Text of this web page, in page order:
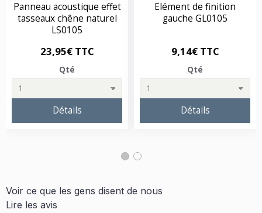
Panneau acoustique effet
tasseaux chêne naturel
LS0105
23,95€ TTC
Qté
Détails
Elément de finition
gauche GL0105
9,14€ TTC
Qté
Détails